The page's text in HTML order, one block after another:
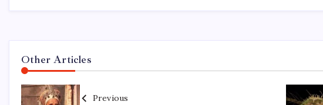
Other Articles
Previous